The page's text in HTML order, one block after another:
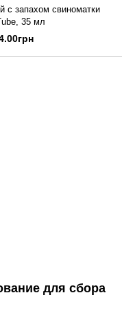
с запахом свиноматки
35 мл
для сбора